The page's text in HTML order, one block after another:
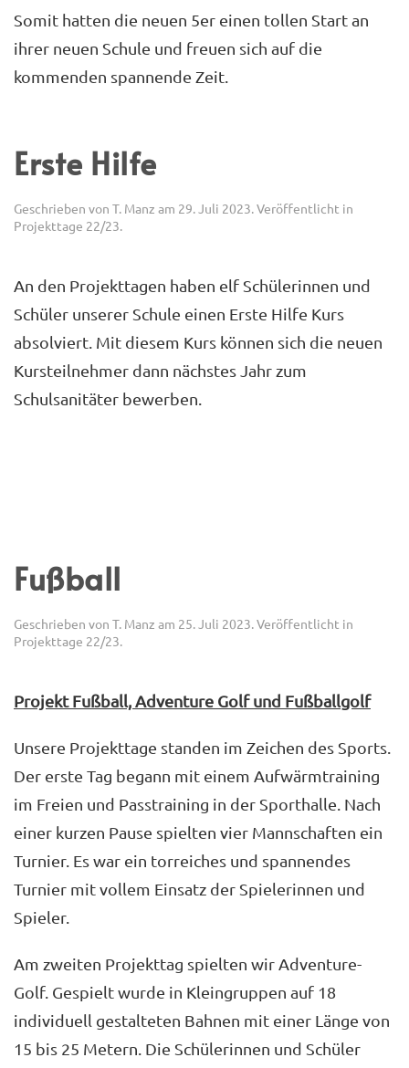
Somit hatten die neuen 5er einen tollen Start an
ihrer neuen Schule und freuen sich auf die
kommenden spannende Zeit.
Erste Hilfe
Geschrieben von T. Manz am 29. Juli 2023. Veröffentlicht in
Projekttage 22/23.
An den Projekttagen haben elf Schülerinnen und
Schüler unserer Schule einen Erste Hilfe Kurs
absolviert. Mit diesem Kurs können sich die neuen
Kursteilnehmer dann nächstes Jahr zum
Schulsanitäter bewerben.
Fußball
Geschrieben von T. Manz am 25. Juli 2023. Veröffentlicht in
Projekttage 22/23.
Projekt Fußball, Adventure Golf und Fußballgolf
Unsere Projekttage standen im Zeichen des Sports.
Der erste Tag begann mit einem Aufwärmtraining
im Freien und Passtraining in der Sporthalle. Nach
einer kurzen Pause spielten vier Mannschaften ein
Turnier. Es war ein torreiches und spannendes
Turnier mit vollem Einsatz der Spielerinnen und
Spieler.
Am zweiten Projekttag spielten wir Adventure-
Golf. Gespielt wurde in Kleingruppen auf 18
individuell gestalteten Bahnen mit einer Länge von
15 bis 25 Metern. Die Schülerinnen und Schüler